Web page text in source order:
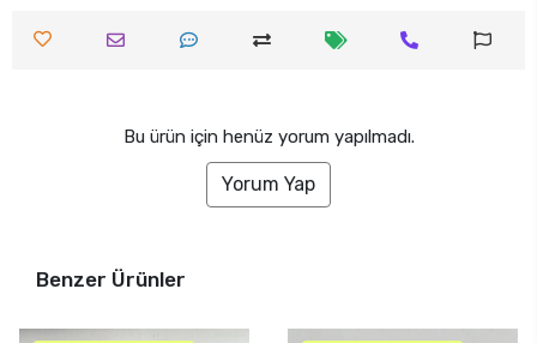
Bu ürün için henüz yorum yapılmadı.
Yorum Yap
Benzer Ürünler